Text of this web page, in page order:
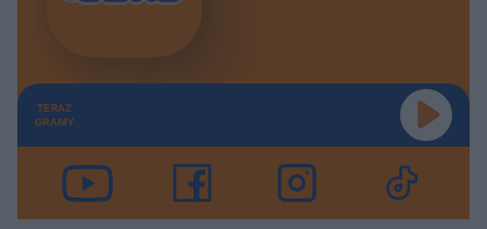
TERAZ
GRAMY